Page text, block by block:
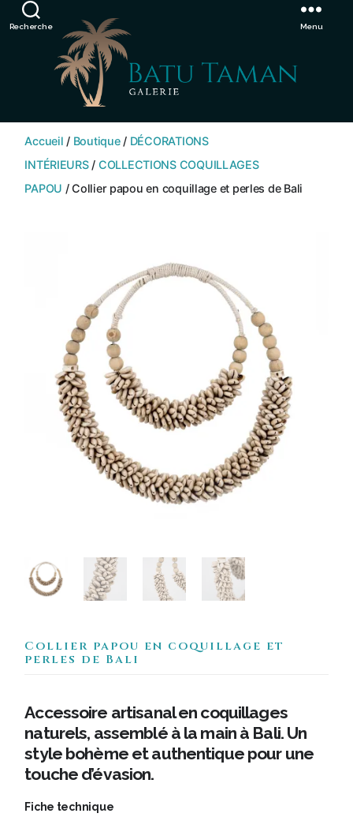
Showroom de Bali, décorations extérieurs et intérieurs Ignorer
Recherche
TAMAN
Menu
Accueil / Boutique/ DÉCORATIONS
INTÉRIEURS/ COLLECTIONS COQUILLAGES
PAPOU / Collier papou en coquillage et perles de Bali
Collier papou en coquillage et
perles de Bali
Accessoire artisanal en coquillages
naturels, assemblé à la main à Bali. Un
style bohème et authentique pour une
touche d’évasion.
Fiche technique